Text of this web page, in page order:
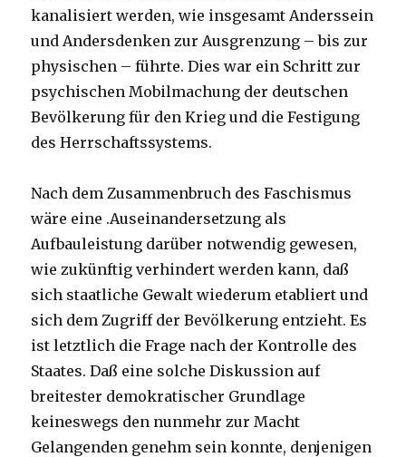
kanalisiert werden, wie insgesamt Anderssein
und Andersdenken zur Ausgrenzung – bis zur
physischen – führte. Dies war ein Schritt zur
psychischen Mobilmachung der deutschen
Bevölkerung für den Krieg und die Festigung
des Herrschaftssystems.
Nach dem Zusammenbruch des Faschismus
wäre eine .Auseinandersetzung als
Aufbauleistung darüber notwendig gewesen,
wie zukünftig verhindert werden kann, daß
sich staatliche Gewalt wiederum etabliert und
sich dem Zugriff der Bevölkerung entzieht. Es
ist letztlich die Frage nach der Kontrolle des
Staates. Daß eine solche Diskussion auf
breitester demokratischer Grundlage
keineswegs den nunmehr zur Macht
Gelangenden genehm sein konnte, denjenigen